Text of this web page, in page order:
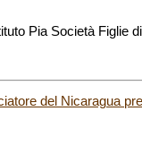
Pia Società Figlie
del Nicaragua